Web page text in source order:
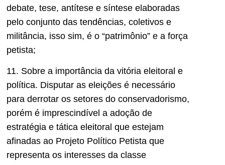
debate, tese, antítese e síntese elaboradas
pelo conjunto das tendências, coletivos e
militância, isso sim, é o “patrimônio” e a força
petista;
11. Sobre a importância da vitória eleitoral e
política. Disputar as eleições é necessário
para derrotar os setores do conservadorismo,
porém é imprescindível a adoção de
estratégia e tática eleitoral que estejam
afinadas ao Projeto Político Petista que
representa os interesses da classe